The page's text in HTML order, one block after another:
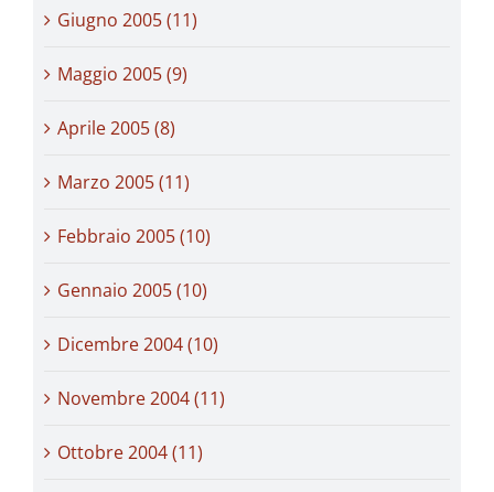
Giugno 2005 (11)
Maggio 2005 (9)
Aprile 2005 (8)
Marzo 2005 (11)
Febbraio 2005 (10)
Gennaio 2005 (10)
Dicembre 2004 (10)
Novembre 2004 (11)
Ottobre 2004 (11)